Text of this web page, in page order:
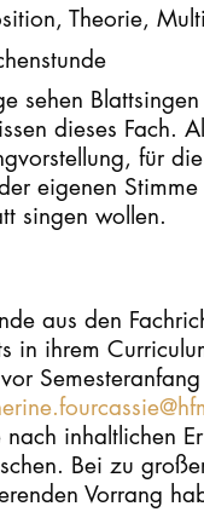
Theorie,
sehen
dieses Fach.
für
eigenen
singen wollen.
aus den
in ihrem
inhaltlichen
Bei zu
Vorrang